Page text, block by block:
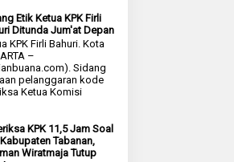
Etik Ketua KPK Firli
Ditunda Jum'at Depan
KPK Firli Bahuri. Kota
–
Sidang
pelanggaran kode
Ketua Komisi
KPK 11,5 Jam Soal
Tabanan,
Wiratmaja Tutup